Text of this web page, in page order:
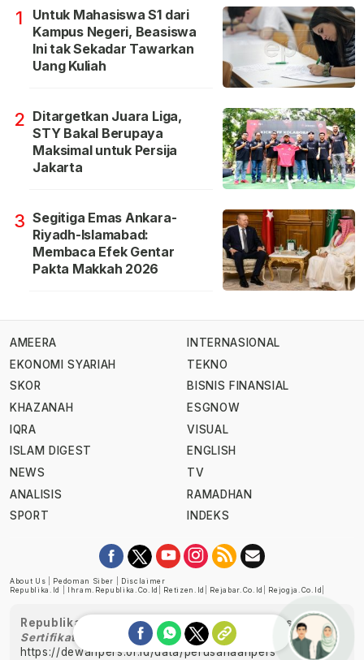
1
Untuk Mahasiswa S1 dari
Kampus Negeri, Beasiswa
Ini tak Sekadar Tawarkan
Uang Kuliah
2 Ditargetkan Juara Liga,
STY Bakal Berupaya
Maksimal untuk Persija
Jakarta
3 Segitiga Emas Ankara-
Riyadh-Islamabad:
Membaca Efek Gentar
Pakta Makkah 2026
AMEERA
EKONOMI SYARIAH
SKOR
KHAZANAH
IQRA
ISLAM DIGEST
NEWS
ANALISIS
SPORT
INTERNASIONAL
TEKNO
BISNIS FINANSIAL
ESGNOW
VISUAL
ENGLISH
TV
RAMADHAN
INDEKS
About Us Pedoman Siber
Disclaimer
Republika.id
Ihram.republika.co.id Retizen.id Rejabar.co.id Rejogja.co.id
Republika telah diverifikasi oleh Dewan Pers
Sertifikat Nomor 1058/DP-Verifikasi/K/XII/2022
https://dewanpers.or.id/data/perusahaanpers